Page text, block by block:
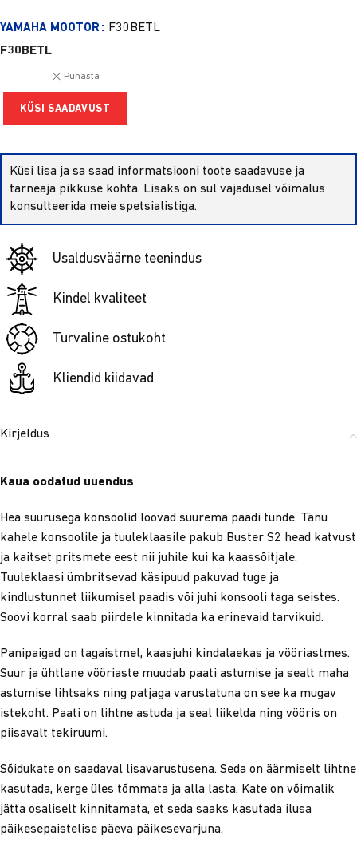
YAMAHA MOOTOR
F30BETL
F30BETL
Puhasta
KÜSI SAADAVUST
Küsi lisa ja sa saad informatsiooni toote saadavuse ja
tarneaja pikkuse kohta. Lisaks on sul vajadusel võimalus
konsulteerida meie spetsialistiga.
Usaldusväärne teenindus
Kindel kvaliteet
Turvaline ostukoht
Kliendid kiidavad
Kirjeldus
Kaua oodatud uuendus
Hea suurusega konsoolid loovad suurema paadi tunde. Tänu
kahele konsoolile ja tuuleklaasile pakub Buster S2 head katvust
ja kaitset pritsmete eest nii juhile kui ka kaassõitjale.
Tuuleklaasi ümbritsevad käsipuud pakuvad tuge ja
kindlustunnet liikumisel paadis või juhi konsooli taga seistes.
Soovi korral saab piirdele kinnitada ka erinevaid tarvikuid.
Panipaigad on tagaistmel, kaasjuhi kindalaekas ja vööriastmes.
Suur ja ühtlane vööriaste muudab paati astumise ja sealt maha
astumise lihtsaks ning patjaga varustatuna on see ka mugav
istekoht. Paati on lihtne astuda ja seal liikelda ning vööris on
piisavalt tekiruumi.
Sõidukate on saadaval lisavarustusena. Seda on äärmiselt lihtne
kasutada, kerge üles tõmmata ja alla lasta. Kate on võimalik
jätta osaliselt kinnitamata, et seda saaks kasutada ilusa
päikesepaistelise päeva päikesevarjuna.